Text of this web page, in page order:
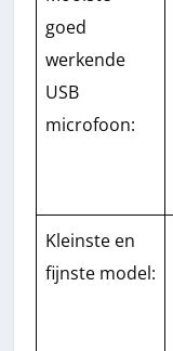
goed
werkende
USB
microfoon:
Kleinste en
fijnste model: